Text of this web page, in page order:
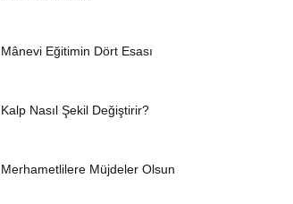
Mânevi Eğitimin Dört Esası
Kalp Nasıl Şekil Değiştirir?
Merhametlilere Müjdeler Olsun